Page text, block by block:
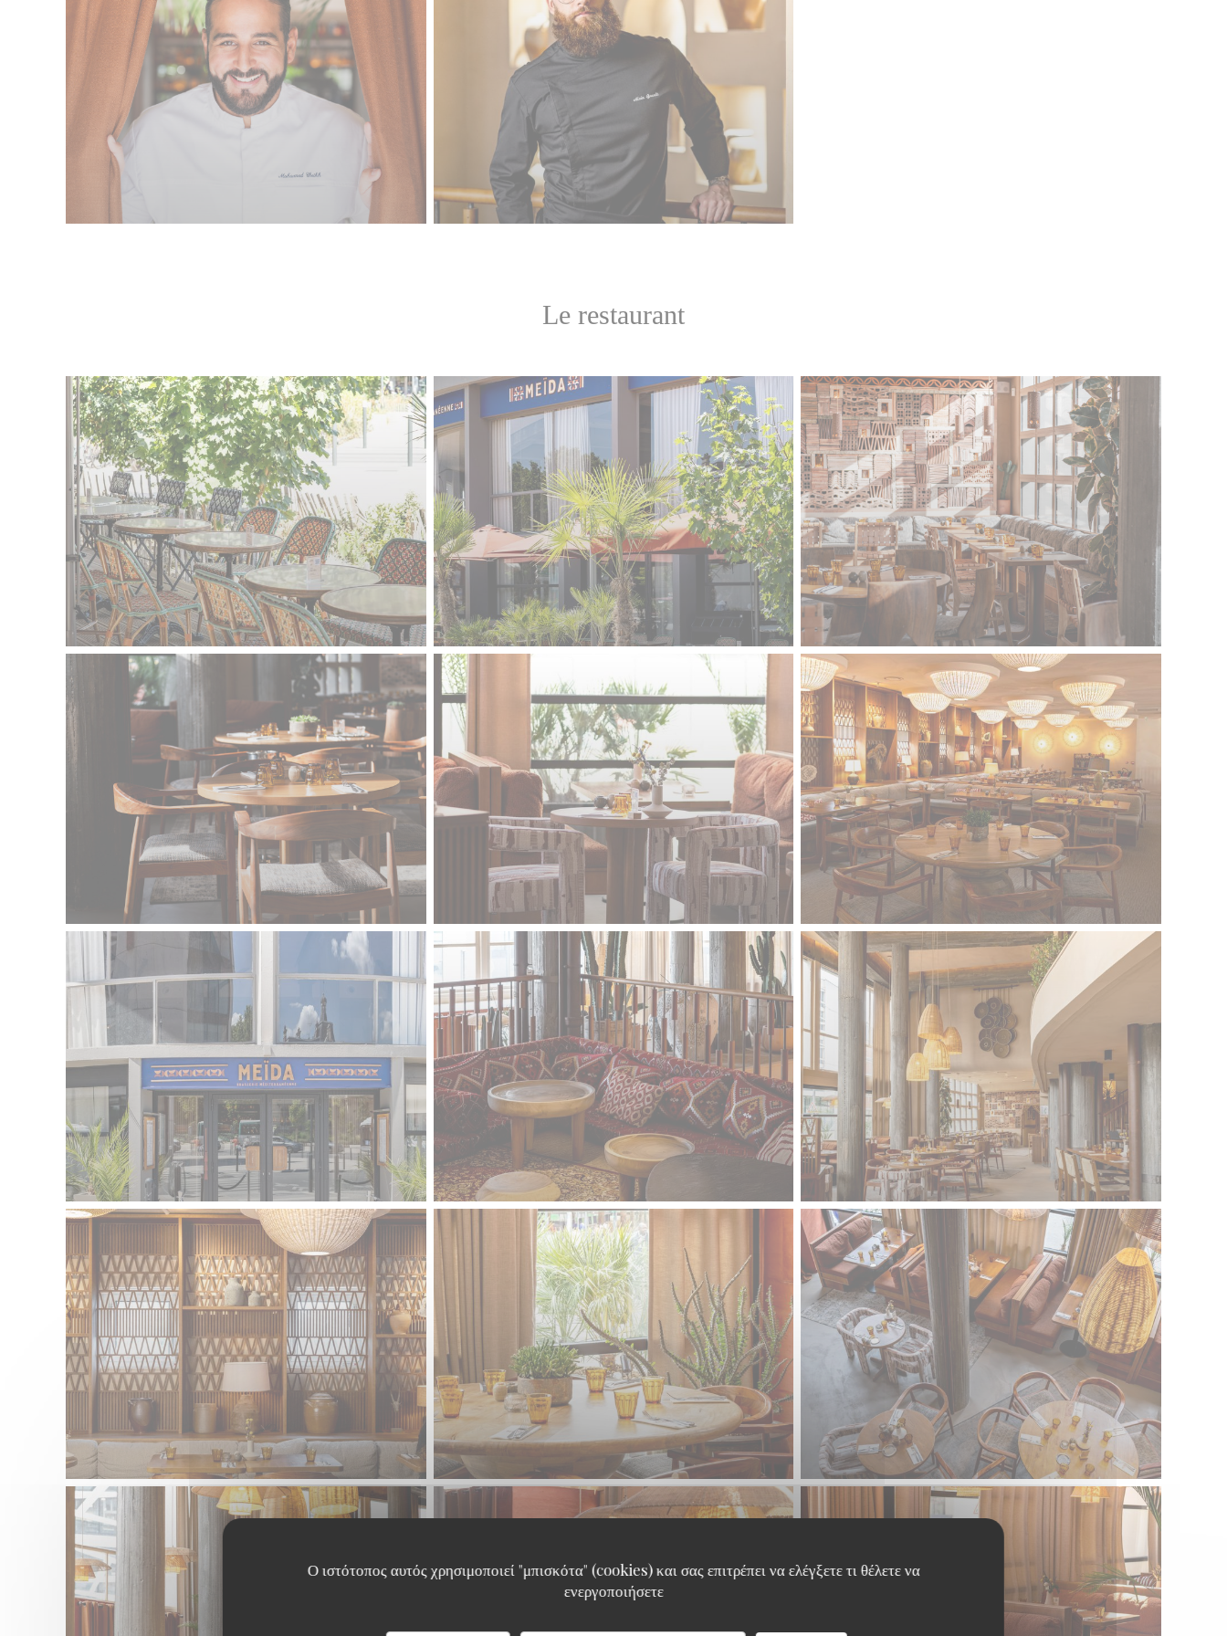
Ο ιστότοπος αυτός χρησιμοποιεί "μπισκότα" (cookies) και σας επιτρέπει να ελέγξετε τι θέλετε να
ενεργοποιήσετε
Le restaurant